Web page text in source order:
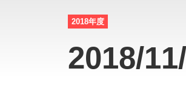
2018年度
2018/